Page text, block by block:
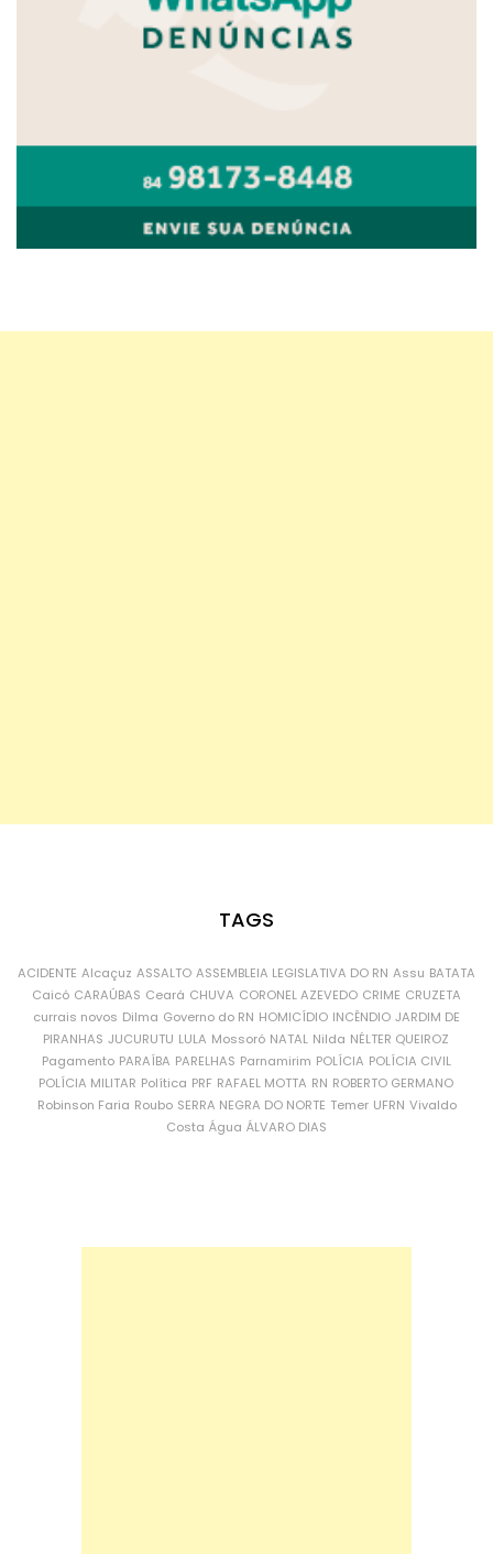
TAGS
ACIDENTE Alcaçuz ASSALTO ASSEMBLEIA LEGISLATIVA DO RN Assu BATATA
Caicó CARAÚBAS Ceará CHUVA CORONEL AZEVEDO CRIME CRUZETA
currais novos Dilma Governo do RN HOMICÍDIO INCÊNDIO JARDIM DE
PIRANHAS JUCURUTU LULA Mossoró NATAL Nilda NÉLTER QUEIROZ
Pagamento PARAÍBA PARELHAS Parnamirim POLÍCIA POLÍCIA CIVIL
POLÍCIA MILITAR Política PRF RAFAEL MOTTA RN ROBERTO GERMANO
Robinson Faria Roubo SERRA NEGRA DO NORTE Temer UFRN Vivaldo
Costa Água ÁLVARO DIAS